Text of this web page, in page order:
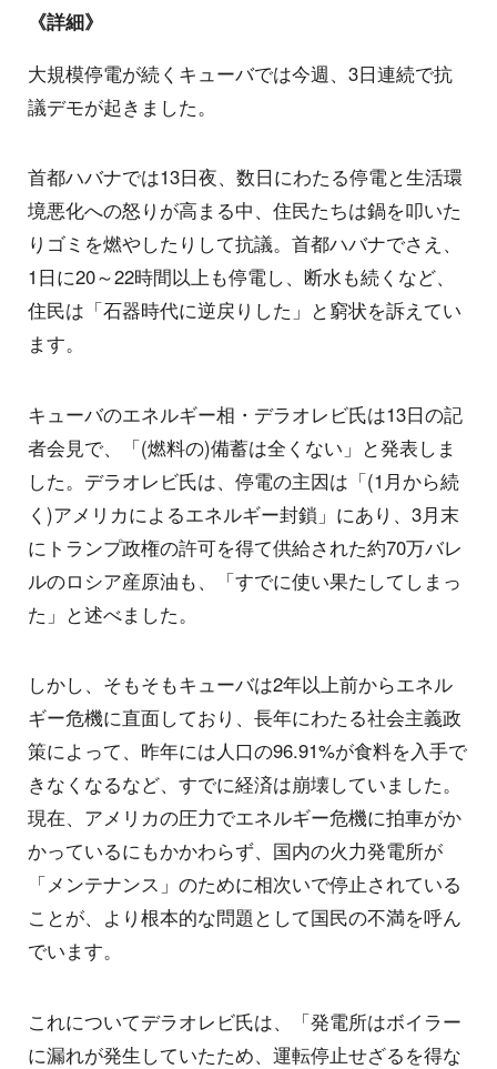
《詳細》
大規模停電が続くキューバでは今週、3日連続で抗
議デモが起きました。
首都ハバナでは13日夜、数日にわたる停電と生活環
境悪化への怒りが高まる中、住民たちは鍋を叩いた
りゴミを燃やしたりして抗議。首都ハバナでさえ、
1日に20～22時間以上も停電し、断水も続くなど、
住民は「石器時代に逆戻りした」と窮状を訴えてい
ます。
キューバのエネルギー相・デラオレビ氏は13日の記
者会見で、「(燃料の)備蓄は全くない」と発表しま
した。デラオレビ氏は、停電の主因は「(1月から続
く)アメリカによるエネルギー封鎖」にあり、3月末
にトランプ政権の許可を得て供給された約70万バレ
ルのロシア産原油も、「すでに使い果たしてしまっ
た」と述べました。
しかし、そもそもキューバは2年以上前からエネル
ギー危機に直面しており、長年にわたる社会主義政
策によって、昨年には人口の96.91%が食料を入手で
きなくなるなど、すでに経済は崩壊していました。
現在、アメリカの圧力でエネルギー危機に拍車がか
かっているにもかかわらず、国内の火力発電所が
「メンテナンス」のために相次いで停止されている
ことが、より根本的な問題として国民の不満を呼ん
でいます。
これについてデラオレビ氏は、「発電所はボイラー
に漏れが発生していたため、運転停止せざるを得な